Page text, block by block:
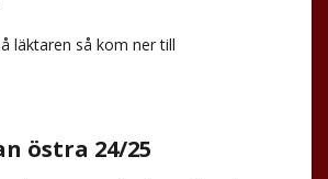
läktaren så kom ner till
östra 24/25